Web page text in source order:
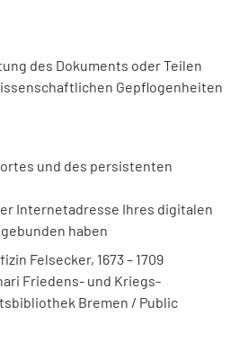
des Dokuments oder Teilen
Gepflogenheiten
und des persistenten
Internetadresse Ihres digitalen
haben
Felsecker, 1673 – 1709
Friedens- und Kriegs-
Bremen / Public